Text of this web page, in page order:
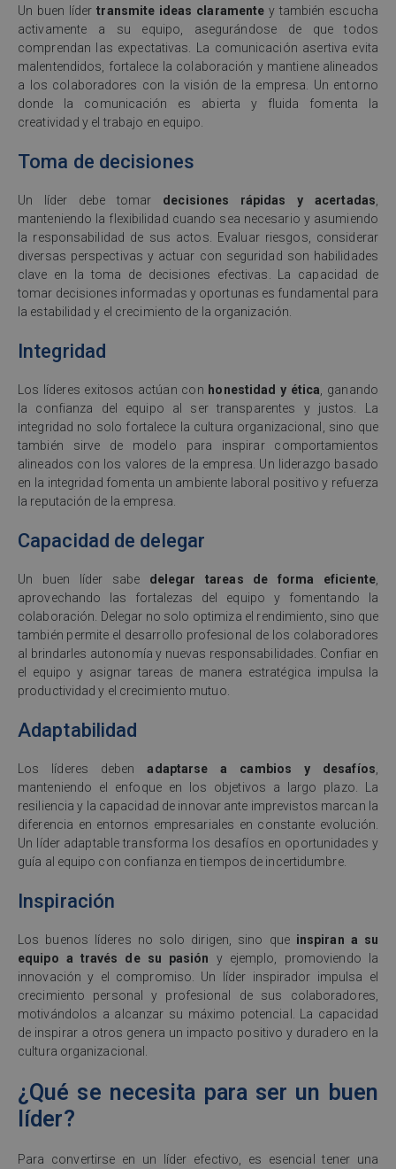
Un buen lídertransmite ideas claramente y también escucha
activamente a su equipo, asegurándose de que todos
comprendan las expectativas. La comunicación asertiva evita
malentendidos, fortalece la colaboración y mantiene alineados
a los colaboradores con la visión de la empresa. Un entorno
donde la comunicación es abierta y fluida fomenta la
creatividad y el trabajo en equipo.
Toma de decisiones
Un líder debe tomar decisiones rápidas y acertadas,
manteniendo la flexibilidad cuando sea necesario y asumiendo
la responsabilidad de sus actos. Evaluar riesgos, considerar
diversas perspectivas y actuar con seguridad son habilidades
clave en la toma de decisiones efectivas. La capacidad de
tomar decisiones informadas y oportunas es fundamental para
la estabilidad y el crecimiento de la organización.
Integridad
Los líderes exitosos actúan con honestidad y ética, ganando
la confianza del equipo al ser transparentes y justos. La
integridad no solo fortalece la cultura organizacional, sino que
también sirve de modelo para inspirar comportamientos
alineados con los valores de la empresa. Un liderazgo basado
en la integridad fomenta un ambiente laboral positivo y refuerza
la reputación de la empresa.
Capacidad de delegar
Un buen líder sabe delegar tareas de forma eficiente,
aprovechando las fortalezas del equipo y fomentando la
colaboración. Delegar no solo optimiza el rendimiento, sino que
también permite el desarrollo profesional de los colaboradores
al brindarles autonomía y nuevas responsabilidades. Confiar en
el equipo y asignar tareas de manera estratégica impulsa la
productividad y el crecimiento mutuo.
Adaptabilidad
Los líderes debenadaptarse a cambios y desafíos,
manteniendo el enfoque en los objetivos a largo plazo. La
resiliencia y la capacidad de innovar ante imprevistos marcan la
diferencia en entornos empresariales en constante evolución.
Un líder adaptable transforma los desafíos en oportunidades y
guía al equipo con confianza en tiempos de incertidumbre.
Inspiración
Los buenos líderes no solo dirigen, sino que inspiran a su
equipo a través de su pasión y ejemplo, promoviendo la
innovación y el compromiso. Un líder inspirador impulsa el
crecimiento personal y profesional de sus colaboradores,
motivándolos a alcanzar su máximo potencial. La capacidad
de inspirar a otros genera un impacto positivo y duradero en la
cultura organizacional.
¿Qué se necesita para ser un buen
líder?
Para convertirse en un líder efectivo, es esencial tener una